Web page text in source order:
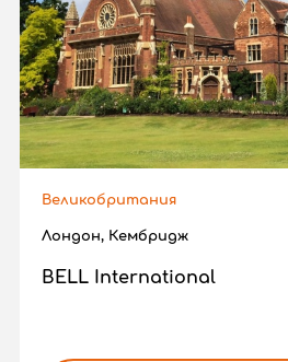
Великобритания
Лондон, Кембридж
BELL International